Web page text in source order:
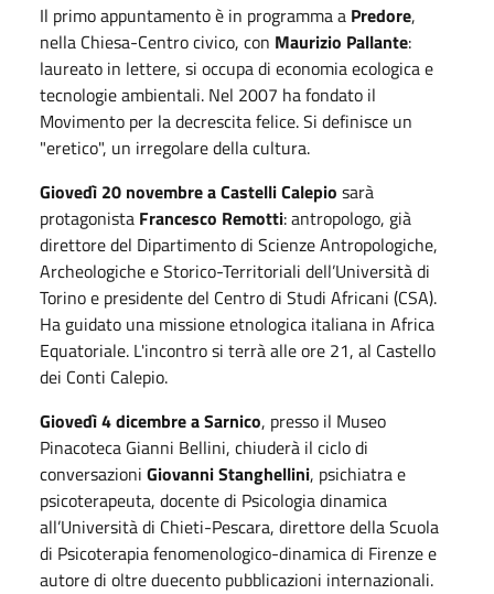
Il primo appuntamento è in programma a Predore,
nella Chiesa-Centro civico, con Maurizio Pallante:
laureato in lettere, si occupa di economia ecologica e
tecnologie ambientali. Nel 2007 ha fondato il
Movimento per la decrescita felice. Si definisce un
"eretico", un irregolare della cultura.
Giovedì 20 novembre a Castelli Calepio sarà
protagonista Francesco Remotti: antropologo, già
direttore del Dipartimento di Scienze Antropologiche,
Archeologiche e Storico-Territoriali dell’Università di
Torino e presidente del Centro di Studi Africani (CSA).
Ha guidato una missione etnologica italiana in Africa
Equatoriale. L'incontro si terrà alle ore 21, al Castello
dei Conti Calepio.
Giovedì 4 dicembre a Sarnico, presso il Museo
Pinacoteca Gianni Bellini, chiuderà il ciclo di
conversazioni Giovanni Stanghellini, psichiatra e
psicoterapeuta, docente di Psicologia dinamica
all’Università di Chieti-Pescara, direttore della Scuola
di Psicoterapia fenomenologico-dinamica di Firenze e
autore di oltre duecento pubblicazioni internazionali.